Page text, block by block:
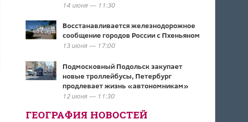
14 июня — 11:30
Восстанавливается железнодорожное
сообщение городов России с Пхеньяном
13 июня — 17:00
Подмосковный Подольск закупает
новые троллейбусы, Петербург
продлевает жизнь «автономникам»
12 июня — 11:30
ГЕОГРАФИЯ НОВОСТЕЙ